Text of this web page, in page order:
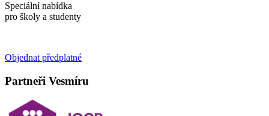
Speciální nabídka
pro školy a studenty
Objednat předplatné
Partneři Vesmíru